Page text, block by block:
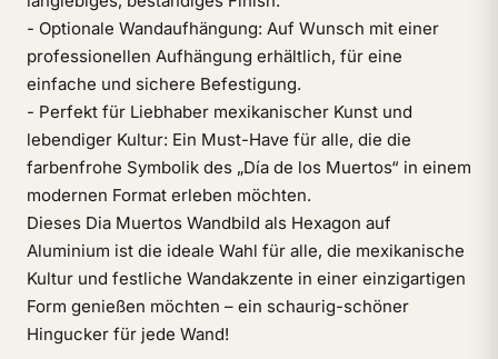
- Optionale Wandaufhängung: Auf Wunsch mit einer
professionellen Aufhängung erhältlich, für eine
einfache und sichere Befestigung.
- Perfekt für Liebhaber mexikanischer Kunst und
lebendiger Kultur: Ein Must-Have für alle, die die
farbenfrohe Symbolik des „Día de los Muertos“ in einem
modernen Format erleben möchten.
Dieses Dia Muertos Wandbild als Hexagon auf
Aluminium ist die ideale Wahl für alle, die mexikanische
Kultur und festliche Wandakzente in einer einzigartigen
Form genießen möchten – ein schaurig-schöner
Hingucker für jede Wand!